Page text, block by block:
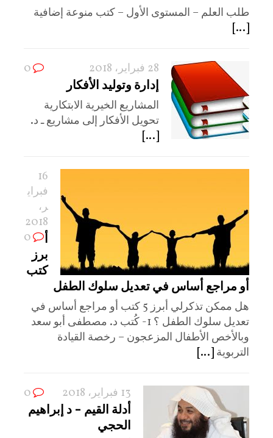
طلب العلم – المستوى الأول – كتب منوعة إضافية
[...]
28 فبراير، 2018 0
إدارة وتوليد الأفكار
المشاريع الخيرية الابتكارية
تحويل الأفكار إلى مشاريع ـ د.
[...]
16
فبراي
ر،
2018
0
أ
برز
كتب
أو مراجع أساس في تعديل سلوك الطفل
هل ممكن تذكرلي أبرز 5 كتب أو مراجع أساس في
تعديل سلوك الطفل ؟ 1- كُتب د. مصطفى أبو سعد
وبالأخص الأطفال المزعجون – رخصة القيادة
التربوية [...]
13 فبراير، 2018 0
أدلة القيم – د إبراهيم
الحجي